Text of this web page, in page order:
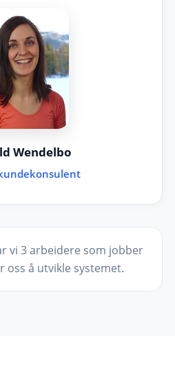
Wendelbo
vi 3 arbeidere som jobber
oss å utvikle systemet.